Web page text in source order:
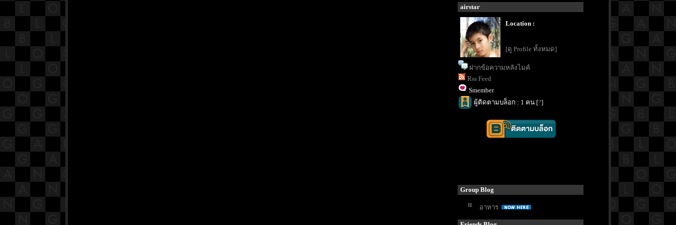
airstar
Location :
[ดู Profile ทั้งหมด]
ฝากข้อความหลังไมค์
Rss Feed
Smember
ผู้ติดตามบล็อก : 1 คน [?]
Group Blog
อาหาร